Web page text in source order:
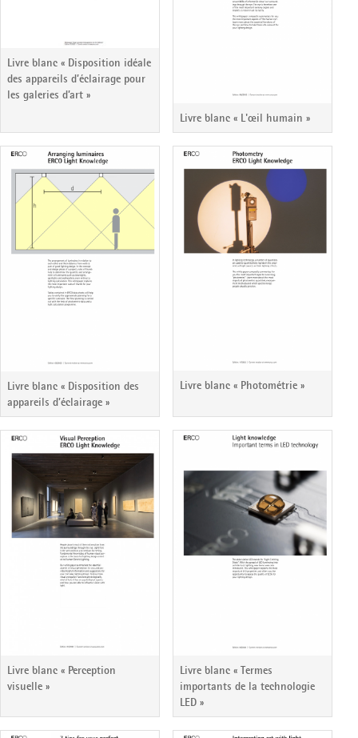
Livre blanc « Disposition idéale
des appareils d’éclairage pour
les galeries d’art »
Livre blanc « L'œil humain »
Livre blanc « Disposition des
appareils d’éclairage »
Livre blanc « Photométrie »
Livre blanc « Perception
visuelle »
Livre blanc « Termes
importants de la technologie
LED »